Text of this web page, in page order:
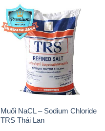
Muối NaCL – Sodium Chloride
TRS Thái Lan